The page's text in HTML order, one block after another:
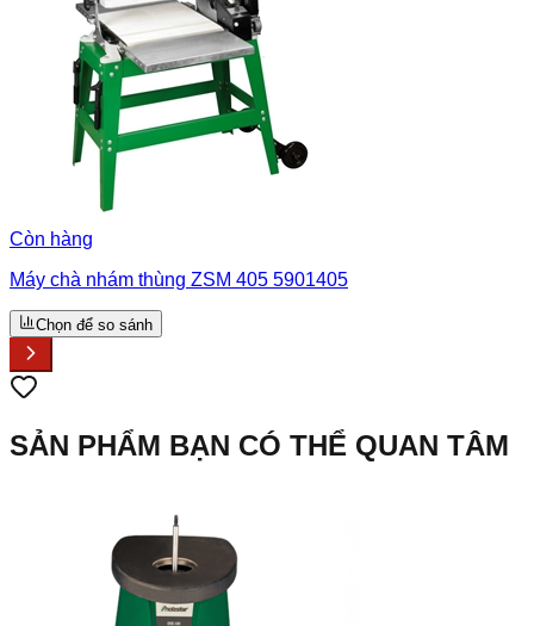
Còn hàng
Máy chà nhám thùng ZSM 405 5901405
Chọn để so sánh
SẢN PHẨM BẠN CÓ THỂ QUAN TÂM